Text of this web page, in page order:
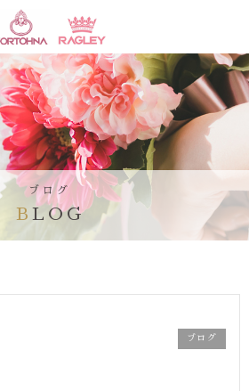
ブログ
BLOG
ブログ